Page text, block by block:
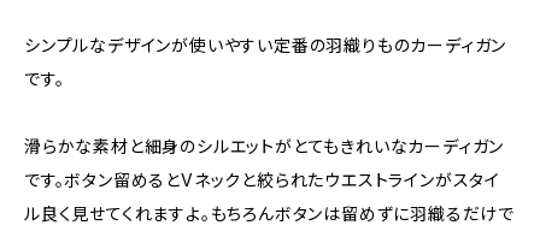
シンプルなデザインが使いやすい定番の羽織りものカーディガン
です。
滑らかな素材と細身のシルエットがとてもきれいなカーディガン
です。ボタン留めるとVネックと絞られたウエストラインがスタイ
ル良く見せてくれますよ。もちろんボタンは留めずに羽織るだけで